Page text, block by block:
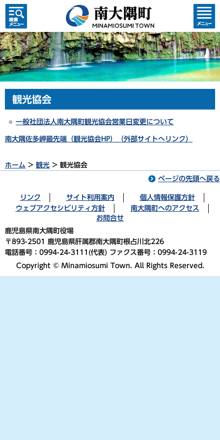
検索・
共通メ
ニュー
コンテ
ンツメ
ニュー
観光協会
一般社団法人南大隅町観光協会営業日変更について
南大隅佐多岬最先端（観光協会HP）（外部サイトへリンク）
ホーム > 観光 > 観光協会
ページの先頭へ戻る
リンク サイト利用案内
個人情報保護方針
ウェブアクセシビリティ方針
南大隅町へのアクセス
お問合せ
鹿児島県南大隅町役場
〒893-2501 鹿児島県肝属郡南大隅町根占川北226
電話番号：0994-24-3111(代表) ファクス番号：0994-24-3119
Copyright © Minamiosumi Town. All Rights Reserved.